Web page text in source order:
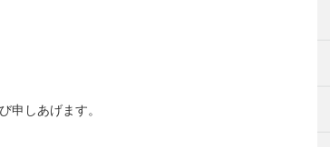
申しあげます。